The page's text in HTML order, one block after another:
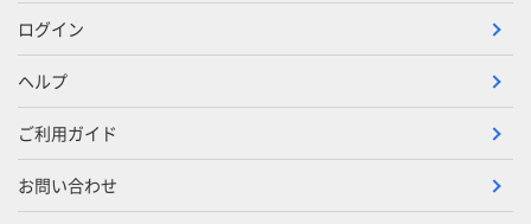
ログイン
ヘルプ
ご利用ガイド
お問い合わせ